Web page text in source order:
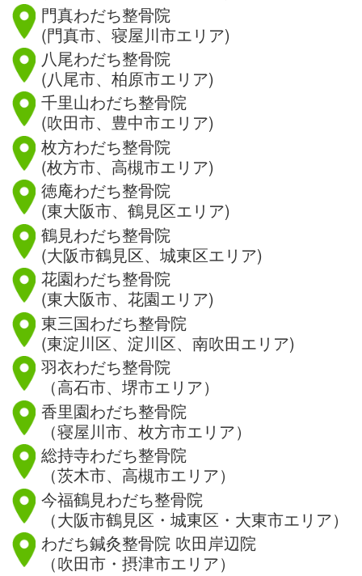
門真わだち整骨院
(門真市、寝屋川市エリア)
八尾わだち整骨院
(八尾市、柏原市エリア)
千里山わだち整骨院
(吹田市、豊中市エリア)
枚方わだち整骨院
(枚方市、高槻市エリア)
徳庵わだち整骨院
(東大阪市、鶴見区エリア)
鶴見わだち整骨院
(大阪市鶴見区、城東区エリア)
花園わだち整骨院
(東大阪市、花園エリア)
東三国わだち整骨院
(東淀川区、淀川区、南吹田エリア)
羽衣わだち整骨院
（高石市、堺市エリア）
香里園わだち整骨院
（寝屋川市、枚方市エリア）
総持寺わだち整骨院
（茨木市、高槻市エリア）
今福鶴見わだち整骨院
（大阪市鶴見区・城東区・大東市エリア）
わだち鍼灸整骨院 吹田岸辺院
（吹田市・摂津市エリア）